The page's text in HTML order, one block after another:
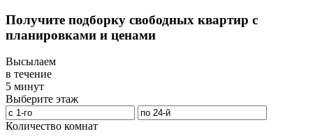
Получите подборку свободных квартир с
планировками и ценами
Высылаем
в течение
5 минут
Выберите этаж
Количество комнат